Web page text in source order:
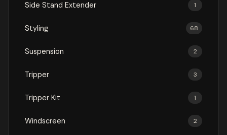
Side Stand Extender 1
Styling 68
Suspension 2
Tripper 3
Tripper Kit 1
Windscreen 2